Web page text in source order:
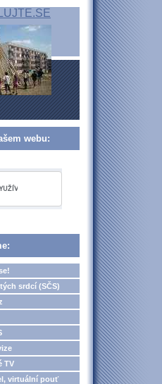
webu:
srdcí (SČS)
TV
virtuální pouť